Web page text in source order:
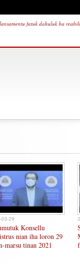
fatuk dahuluk ba
03-29
Konsellu
nian iha loron 29
marsu tinan 2021